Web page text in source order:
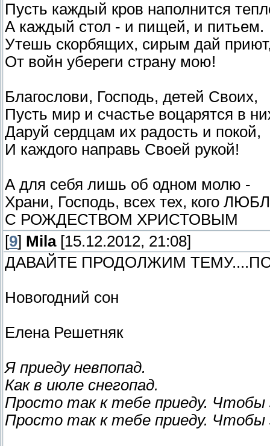
Пусть каждый кров наполнится
А каждый стол - и пищей, и питьем.
Утешь скорбящих, сирым дай
От войн убереги страну мою!
Благослови, Господь, детей Своих,
Пусть мир и счастье воцарятся в
Даруй сердцам их радость и покой,
И каждого направь Своей рукой!
А для себя лишь об одном молю -
Храни, Господь, всех тех, кого
С РОЖДЕСТВОМ ХРИСТОВЫМ
[9] Mila[15.12.2012, 21:08]
ДАВАЙТЕ ПРОДОЛЖИМ
Новогодний сон
Елена Решетняк
Я приеду невпопад.
Как в июле снегопад.
Просто так к тебе приеду. Чтобы
Просто так к тебе приеду. Чтобы